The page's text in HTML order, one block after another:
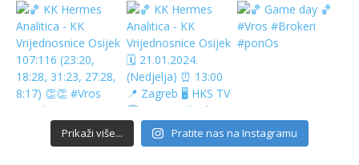
Prikaži više... Pratite nas na Instagramu